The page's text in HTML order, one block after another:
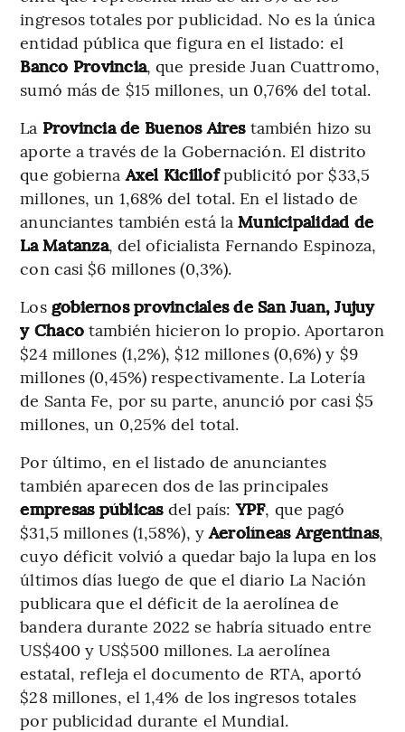
ingresos totales por publicidad. No es la única
entidad pública que figura en el listado: el
Banco Provincia, que preside Juan Cuattromo,
sumó más de $15 millones, un 0,76% del total.
La Provincia de Buenos Airestambién hizo su
aporte a través de la Gobernación. El distrito
que gobiernaAxel Kicillofpublicitó por $33,5
millones, un 1,68% del total. En el listado de
anunciantes también está laMunicipalidad de
La Matanza, del oficialista Fernando Espinoza,
con casi $6 millones (0,3%).
Los gobiernos provinciales de San Juan, Jujuy
y Chaco también hicieron lo propio. Aportaron
$24 millones (1,2%), $12 millones (0,6%) y $9
millones (0,45%) respectivamente. La Lotería
de Santa Fe, por su parte, anunció por casi $5
millones, un 0,25% del total.
Por último, en el listado de anunciantes
también aparecen dos de las principales
empresas públicasdel país:YPF, que pagó
$31,5 millones (1,58%), yAerolíneas Argentinas,
cuyo déficit volvió a quedar bajo la lupa en los
últimos días luego de que el diario La Nación
publicara que el déficit de la aerolínea de
bandera durante 2022 se habría situado entre
US$400 y US$500 millones. La aerolínea
estatal, refleja el documento de RTA, aportó
$28 millones, el 1,4% de los ingresos totales
por publicidad durante el Mundial.